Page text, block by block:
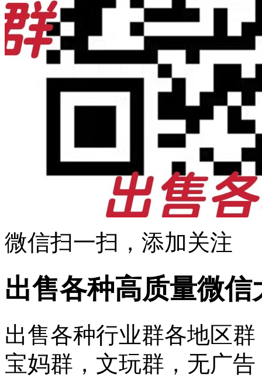
微信扫一扫，添加关注
出售各种高质量微信
出售各种行业群各地区
宝妈群，文玩群，无广